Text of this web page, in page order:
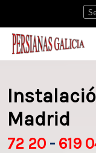
72 20 - 619